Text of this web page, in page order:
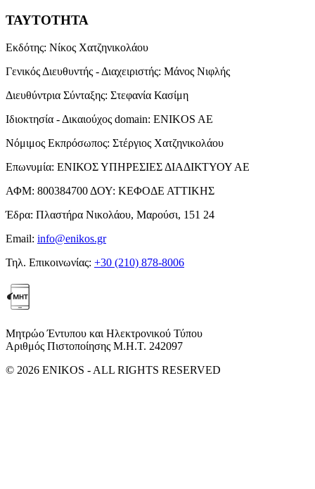
ΤΑΥΤΟΤΗΤΑ
Εκδότης: Νίκος Χατζηνικολάου
Γενικός Διευθυντής - Διαχειριστής: Μάνος Νιφλής
Διευθύντρια Σύνταξης: Στεφανία Κασίμη
Ιδιοκτησία - Δικαιούχος domain: ENIKOS AE
Νόμιμος Εκπρόσωπος: Στέργιος Χατζηνικολάου
Επωνυμία: ΕΝΙΚΟΣ ΥΠΗΡΕΣΙΕΣ ΔΙΑΔΙΚΤΥΟΥ ΑΕ
ΑΦΜ: 800384700 ΔΟΥ: ΚΕΦΟΔΕ ΑΤΤΙΚΗΣ
Έδρα: Πλαστήρα Νικολάου, Μαρούσι, 151 24
Email: info@enikos.gr
Τηλ. Επικοινωνίας: +30 (210) 878-8006
Μητρώο Έντυπου και Ηλεκτρονικού Τύπου
Αριθμός Πιστοποίησης Μ.Η.Τ. 242097
© 2026 ENIKOS - ALL RIGHTS RESERVED